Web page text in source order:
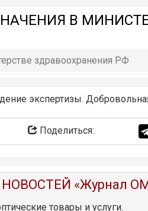
В
здравоохранения РФ
экспертизы.
Поделиться:
«Журнал
товары и услуги.